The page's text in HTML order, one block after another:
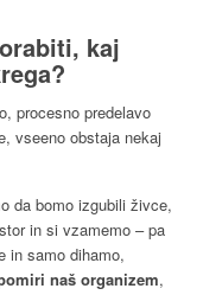
kaj
?
procesno predelavo
vseeno obstaja nekaj
da bomo izgubili živce,
in si vzamemo – pa
in samo dihamo,
naš organizem,